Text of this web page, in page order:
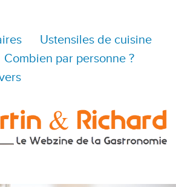
Ustensiles de cuisine
Combien par personne ?